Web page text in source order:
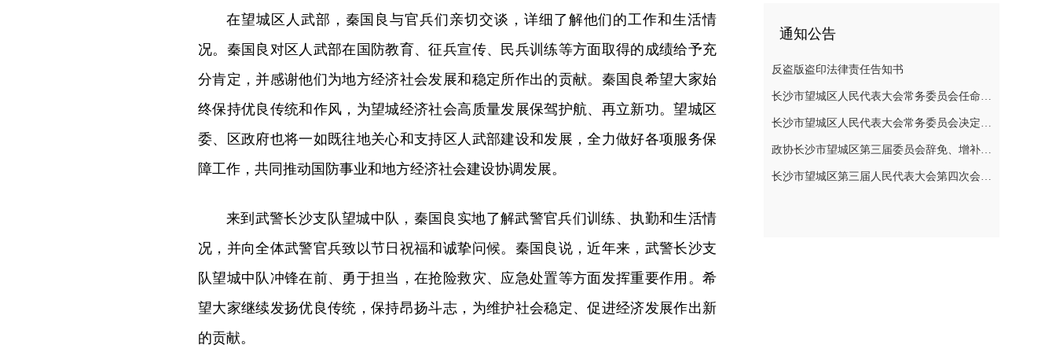
在望城区人武部，秦国良与官兵们亲切交谈，详细了解他们的工作和生活情
况。秦国良对区人武部在国防教育、征兵宣传、民兵训练等方面取得的成绩给予充
分肯定，并感谢他们为地方经济社会发展和稳定所作出的贡献。秦国良希望大家始
终保持优良传统和作风，为望城经济社会高质量发展保驾护航、再立新功。望城区
委、区政府也将一如既往地关心和支持区人武部建设和发展，全力做好各项服务保
障工作，共同推动国防事业和地方经济社会建设协调发展。
来到武警长沙支队望城中队，秦国良实地了解武警官兵们训练、执勤和生活情
况，并向全体武警官兵致以节日祝福和诚挚问候。秦国良说，近年来，武警长沙支
队望城中队冲锋在前、勇于担当，在抢险救灾、应急处置等方面发挥重要作用。希
望大家继续发扬优良传统，保持昂扬斗志，为维护社会稳定、促进经济发展作出新
的贡献。
通知公告
反盗版盗印法律责任告知书
长沙市望城区人民代表大会常务委员会任命名单
长沙市望城区人民代表大会常务委员会决定任免名单
政协长沙市望城区第三届委员会辞免、增补政协委员的公告
长沙市望城区第三届人民代表大会第四次会议公告